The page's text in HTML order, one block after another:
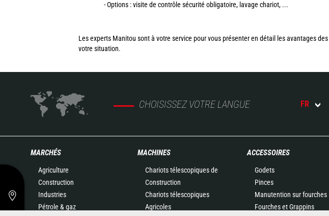
- Options : visite de contrôle sécurité obligatoire, lavage chariot, ...
Les experts Manitou sont à votre service pour vous présenter en détail les avantages des
votre situation.
CHOISISSEZ VOTRE LANGUE FR
MARCHÉS
Agriculture
Construction
Industries
Pétrole & gaz
MACHINES
Chariots télescopiques de
Construction
Chariots télescopiques
Agricoles
ACCESSOIRES
Godets
Pinces
Manutention sur fourches
Fourches et Grappins